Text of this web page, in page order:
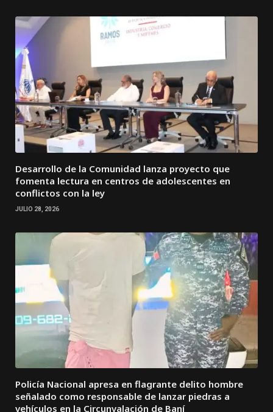
Desarrollo de la Comunidad lanza proyecto que
fomenta lectura en centros de adolescentes en
conflictos con la ley
JULIO 28, 2026
Policía Nacional apresa en flagrante delito hombre
señalado como responsable de lanzar piedras a
vehículos en la Circunvalación de Baní